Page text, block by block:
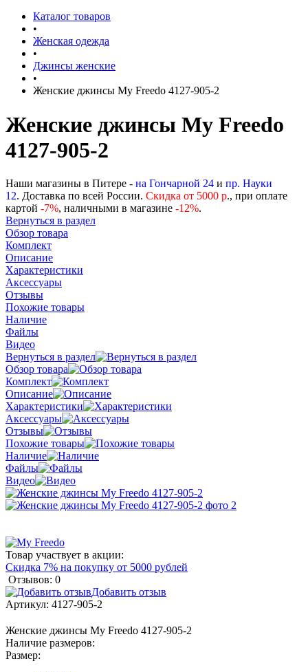
Каталог товаров
•
Женская одежда
•
Джинсы женские
•
Женские джинсы My Freedo 4127-905-2
Женские джинсы My Freedo
4127-905-2
Наши магазины в Питере - на Гончарной 24 и пр. Науки
12. Доставка по всей России. Скидка от 5000 р., при оплате
картой -7%, наличными в магазине -12%.
Вернуться в раздел
Обзор товара
Комплект
Описание
Характеристики
Аксессуары
Отзывы
Похожие товары
Наличие
Файлы
Видео
Вернуться в раздел
Обзор товара
Комплект
Описание
Характеристики
Аксессуары
Отзывы
Похожие товары
Наличие
Файлы
Видео
Товар участвует в акции:
Скидка 7% на покупку от 5000 рублей
Отзывов: 0
Добавить отзыв
Артикул: 4127-905-2
Женские джинсы My Freedo 4127-905-2
Наличие размеров:
Размер: